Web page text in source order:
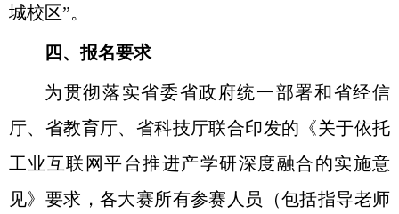
城校区”。
四、报名要求
为贯彻落实省委省政府统一部署和省经信
厅、省教育厅、省科技厅联合印发的《关于依托
工业互联网平台推进产学研深度融合的实施意
见》要求，各大赛所有参赛人员（包括指导老师